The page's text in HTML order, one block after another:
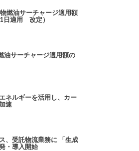
燃油サーチャージ適用額
日適用 改定）
サーチャージ適用額の
ネルギーを活用し、カー
速
、受託物流業務に 「生成
・導入開始